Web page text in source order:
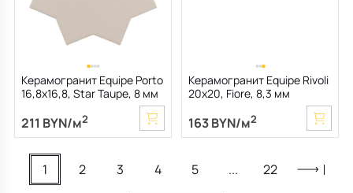
Керамогранит Equipe Porto
16,8х16,8, Star Taupe, 8 мм
211 BYN/м2
Керамогранит Equipe Rivoli
20х20, Fiore, 8,3 мм
163 BYN/м2
1 2 3 4 5 ... 22